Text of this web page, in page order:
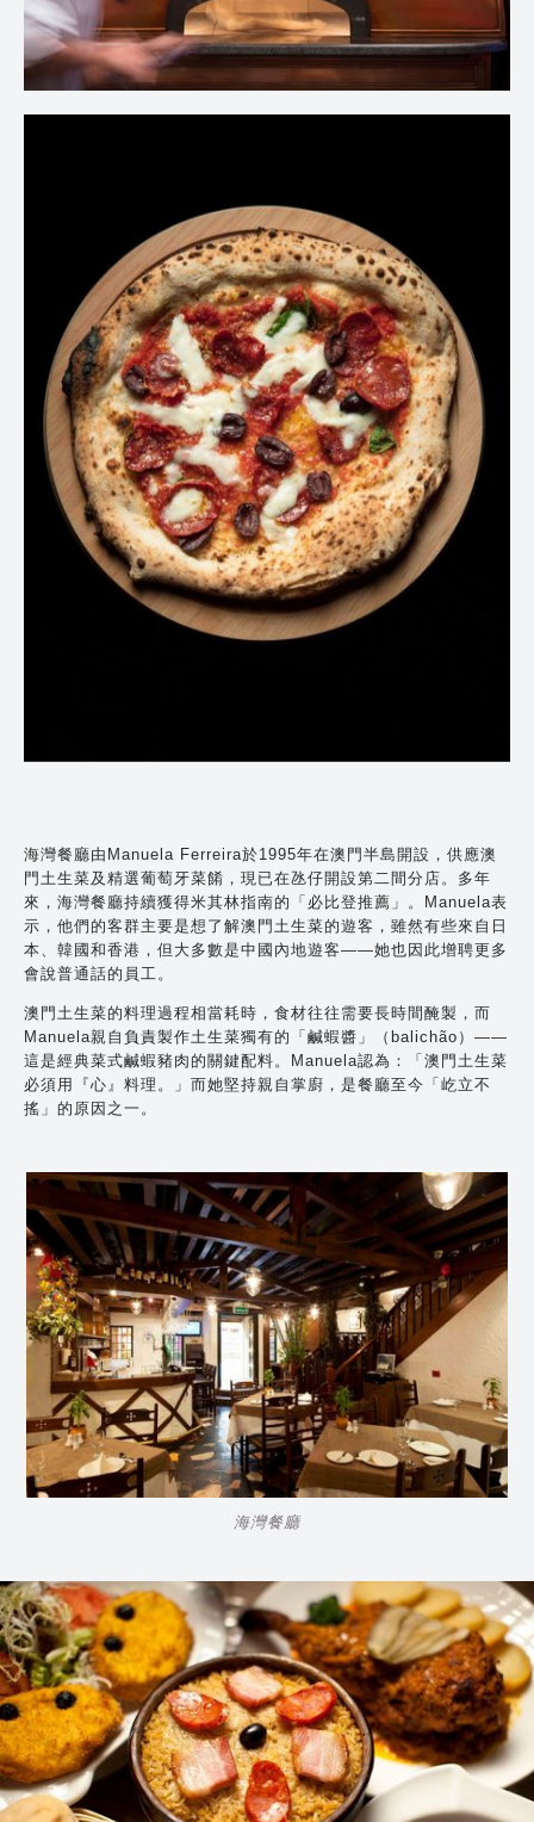
海灣餐廳由Manuela Ferreira於1995年在澳門半島開設，供應澳
門土生菜及精選葡萄牙菜餚，現已在氹仔開設第二間分店。多年
來，海灣餐廳持續獲得米其林指南的「必比登推薦」。Manuela表
示，他們的客群主要是想了解澳門土生菜的遊客，雖然有些來自日
本、韓國和香港，但大多數是中國內地遊客——她也因此增聘更多
會說普通話的員工。
澳門土生菜的料理過程相當耗時，食材往往需要長時間醃製，而
Manuela親自負責製作土生菜獨有的「鹹蝦醬」（balichão）——
這是經典菜式鹹蝦豬肉的關鍵配料。Manuela認為：「澳門土生菜
必須用『心』料理。」而她堅持親自掌廚，是餐廳至今「屹立不
搖」的原因之一。
海灣餐廳